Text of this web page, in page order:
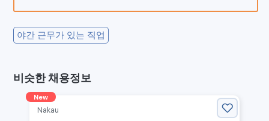
야간 근무가 있는 직업
비슷한 채용정보
New
Nakau